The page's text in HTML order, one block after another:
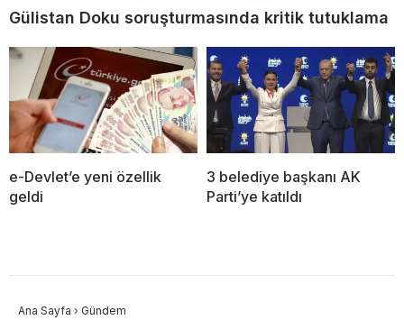
Gülistan Doku soruşturmasında kritik tutuklama
e-Devlet’e yeni özellik
geldi
3 belediye başkanı AK
Parti’ye katıldı
Ana Sayfa › Gündem